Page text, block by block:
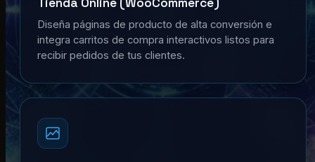
Diseña páginas de producto de alta conversión e
integra carritos de compra interactivos listos para
recibir pedidos de tus clientes.